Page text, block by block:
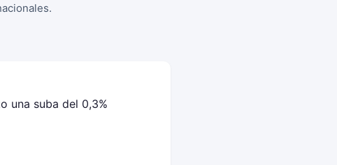
una suba del 0,3%